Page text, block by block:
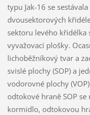
typu Jak-16 se
dvousektorových
sektoru levého křidélka
vyvažovací plošky.
lichoběžníkový tvar a
svislé plochy (SOP) a
vodorovné plochy
odtokové hraně SOP
kormidlo, odtokovou